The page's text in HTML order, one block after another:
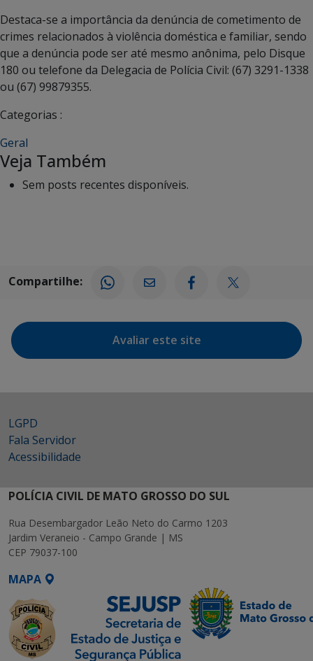
Destaca-se a importância da denúncia de cometimento de
crimes relacionados à violência doméstica e familiar, sendo
que a denúncia pode ser até mesmo anônima, pelo Disque
180 ou telefone da Delegacia de Polícia Civil: (67) 3291-1338
ou (67) 99879355.
Categorias :
Geral
Veja Também
Sem posts recentes disponíveis.
Compartilhe:
Avaliar este site
LGPD
Fala Servidor
Acessibilidade
POLÍCIA CIVIL DE MATO GROSSO DO SUL
Rua Desembargador Leão Neto do Carmo 1203
Jardim Veraneio - Campo Grande | MS
CEP 79037-100
MAPA